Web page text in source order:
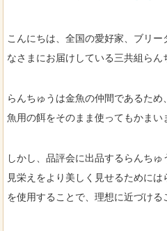
こんにちは、全国の愛好家、ブリ
なさまにお届けしている三共組らん
らんちゅうは金魚の仲間であるた
魚用の餌をそのまま使ってもかまい
しかし、品評会に出品するらんち
見栄えをより美しく見せるために
を使用することで、理想に近づける